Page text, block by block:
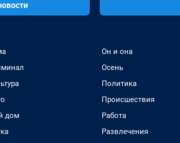
дом
Он и она
Осень
Политика
Происшествия
Работа
Развлечения